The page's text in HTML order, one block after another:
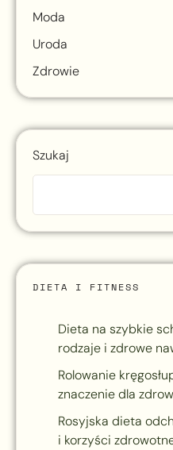
Moda
Uroda
Zdrowie
Szukaj
DIETA I FITNESS
Dieta na szybkie
rodzaje i zdrowe
Rolowanie
znaczenie dla
Rosyjska dieta
i korzyści